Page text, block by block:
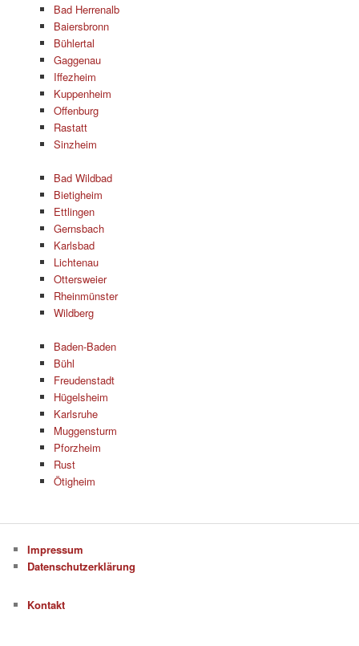
Bad Herrenalb
Baiersbronn
Bühlertal
Gaggenau
Iffezheim
Kuppenheim
Offenburg
Rastatt
Sinzheim
Bad Wildbad
Bietigheim
Ettlingen
Gernsbach
Karlsbad
Lichtenau
Ottersweier
Rheinmünster
Wildberg
Baden-Baden
Bühl
Freudenstadt
Hügelsheim
Karlsruhe
Muggensturm
Pforzheim
Rust
Ötigheim
Impressum
Datenschutzerklärung
Kontakt